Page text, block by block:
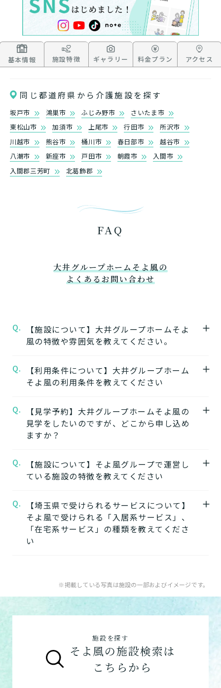
基本情報 施設特徴 ギャラリー 料金プラン アクセス
同じ都道府県から介護施設を探す
坂戸市 鴻巣市 ふじみ野市
さいたま市
東松山市
加須市 上尾市 行田市
所沢市
川越市
熊谷市 桶川市 春日部市
越谷市
八潮市
新座市 戸田市 朝霞市
入間市
入間郡三芳町
北葛飾郡
FAQ
大井グループホームそよ風の
よくあるお問い合わせ
Q.
【施設について】大井グループホームそよ
風の特徴や雰囲気を教えてください。
★施設の特徴★
大井グループホームそよ風 の公式ページでは
います。
★施設の雰囲気★
施設の写真から雰囲気をご確認いただけま
す。
Q.
【利用条件について】大井グループホーム
そよ風の利用条件を教えてください
要介護度：要支援2、要介護1、要介護2、要
介護3、要介護4、要介護5
※施設ごとに年齢などの入居条件がございま
※認定のご状況によって受けられるサービス
が変わります。
さい。
Q.
【見学予約】大井グループホームそよ風の
見学をしたいのですが、どこから申し込め
ますか？
大井グループホームそよ風の見学はこちらよ
りお申込みいただけます。
★そのほかこの介護施設について…相談した
い・資料請求したい・利用したい方はこちら
Q.
【施設について】そよ風グループで運営し
ている施設の特徴を教えてください
そよ風では下記のタイプの入居系施設をご用
意しています。それぞれの施設の特徴、ご利
用者様の目的、要介護度に合わせてご利用い
ただけます。
健康型有料老人ホーム※2024年6月現在、
健康型有料老人ホームは交欒 湘南佐島のみと
なります
グループホームの特徴
シニア向けマンションの特徴
Q.
【埼玉県で受けられるサービスについて】
そよ風で受けられる「入居系サービス」、
「在宅系サービス」の種類を教えてくださ
い
入居系サービス ：ホームに入居したい方向け
の施設一覧は以下です。
サービス付き高齢者向け住宅
グループホーム
あなたに適しているのは?
介護保険サービスは20種類以上あり、それぞれ
用途やご利用目的が違います。
なたに適しているのか簡単にチェックしてみま
しょう!最大4つの質問に答えていただくだけ
で、おすすめの介護保険サービスを紹介しま
す。
診断スタート
要介護１～５、いずれかの判定を受
けていますか？
いいえ or
非該当(自立)
と判定された
を使いたいですか？
老人ホームなどの施設に移り住みた
いですか？
自宅で生活しながら
使いたい
施設へ移り住みたい
現在、日常生活を送るうえで誰かの
介護などサポートが必要ですか？
必要
必要ない
たいですか？
介護施設へ通いたいですか？
通いたい
来てもらいたい
認知症の診断を受けていますか？
または物忘れなど認知症の疑いはあ
りますか？
はい
いいえ
一時的に宿泊したいですか？
日帰りで使いたい
一時的に宿泊したい
要支援１～２・要介護１～２です
か？
要介護３～５ですか？
要支援１～２
要介護１～２
要介護３～５
※掲載している写真は施設の一部およびイメージです。
施設を探す
そよ風の施設検索は
こちらから